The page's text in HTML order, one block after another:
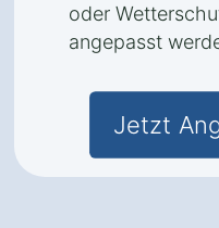
oder
angepasst
Jetzt